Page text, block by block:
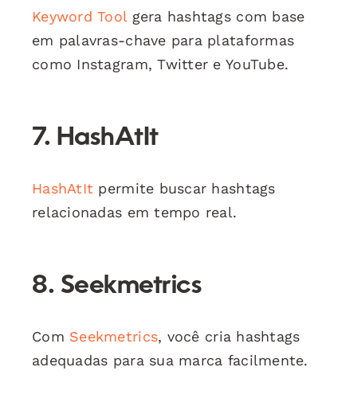
Keyword Tool gera hashtags com base
em palavras-chave para plataformas
como Instagram, Twitter e YouTube.
7. HashAtIt
HashAtIt permite buscar hashtags
relacionadas em tempo real.
8. Seekmetrics
Com Seekmetrics, você cria hashtags
adequadas para sua marca facilmente.